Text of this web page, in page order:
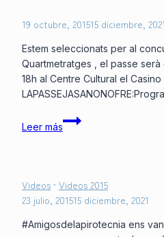
19 octubre, 201515 diciembre, 2021
Estem seleccionats per al
Quartmetratges , el passe
18h al Centre Cultural el
Leer más
Videos · Videos 2015
23 julio, 201515 diciembre, 2021
#Amigosdelapirotecnia ens